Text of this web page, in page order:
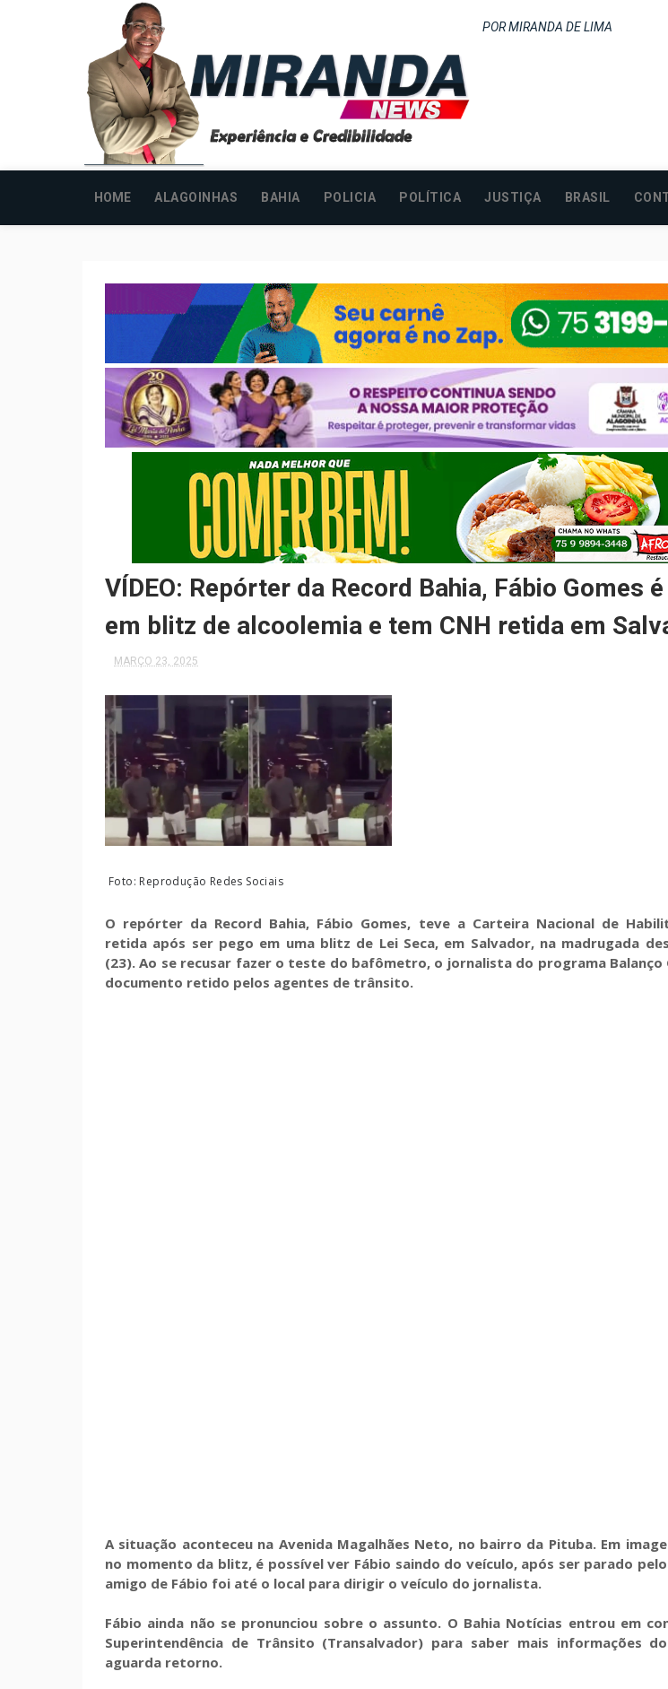
POR MIRANDA DE LIMA
HOME ALAGOINHAS BAHIA POLICIA POLÍTICA JUSTIÇA BRASIL
VÍDEO: Repórter da Record Bahia, Fábio Gomes
em blitz de alcoolemia e tem CNH retida em
MARÇO 23, 2025
Foto: Reprodução Redes Sociais
O repórter da Record Bahia, Fábio Gomes, teve a Carteira Nacional de
retida após ser pego em uma blitz de Lei Seca, em Salvador, na madrugada
(23). Ao se recusar fazer o teste do bafômetro, o jornalista do programa Balanço
documento retido pelos agentes de trânsito.
A situação aconteceu na Avenida Magalhães Neto, no bairro da Pituba. Em
no momento da blitz, é possível ver Fábio saindo do veículo, após ser parado
amigo de Fábio foi até o local para dirigir o veículo do jornalista.
Fábio ainda não se pronunciou sobre o assunto. O Bahia Notícias entrou em
Superintendência de Trânsito (Transalvador) para saber mais informações
aguarda retorno.